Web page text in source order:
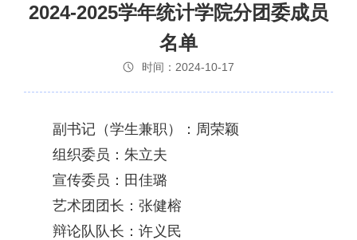
2024-2025学年统计学院分团委成员
名单
时间：2024-10-17
副书记（学生兼职）：周荣颖
组织委员：朱立夫
宣传委员：田佳璐
艺术团团长：张健榕
辩论队队长：许义民